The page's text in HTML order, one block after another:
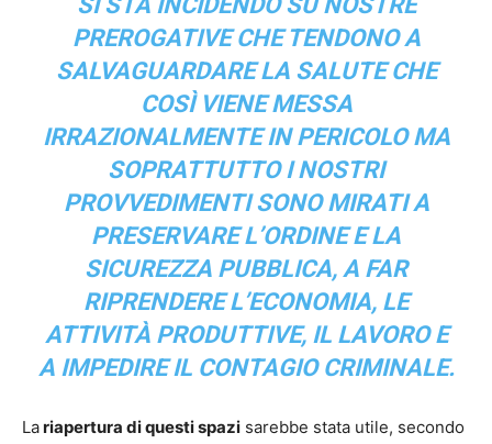
PREROGATIVE CHE TENDONO A
SALVAGUARDARE LA SALUTE CHE
COSÌ VIENE MESSA
IRRAZIONALMENTE IN PERICOLO MA
SOPRATTUTTO I NOSTRI
PROVVEDIMENTI SONO MIRATI A
PRESERVARE L’ORDINE E LA
SICUREZZA PUBBLICA, A FAR
RIPRENDERE L’ECONOMIA, LE
ATTIVITÀ PRODUTTIVE, IL LAVORO E
A IMPEDIRE IL CONTAGIO CRIMINALE.
Lariapertura di questi spazi sarebbe stata utile, secondo